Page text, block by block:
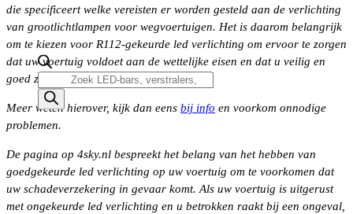
Producten
zoeken
die specificeert welke vereisten er worden gesteld aan de verlichting
van grootlichtlampen voor wegvoertuigen. Het is daarom belangrijk
om te kiezen voor R112-gekeurde led verlichting om ervoor te zorgen
dat uw voertuig voldoet aan de wettelijke eisen en dat u veilig en
goed zichtbaar blijft op de weg.
Meer weten hierover, kijk dan eens bij info en voorkom onnodige
problemen.
De pagina op 4sky.nl bespreekt het belang van het hebben van
goedgekeurde led verlichting op uw voertuig om te voorkomen dat
uw schadeverzekering in gevaar komt. Als uw voertuig is uitgerust
met ongekeurde led verlichting en u betrokken raakt bij een ongeval,